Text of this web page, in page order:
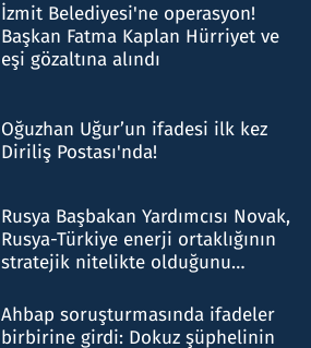
İzmit Belediyesi'ne operasyon!
Başkan Fatma Kaplan Hürriyet ve
eşi gözaltına alındı
Oğuzhan Uğur’un ifadesi ilk kez
Diriliş Postası'nda!
Rusya Başbakan Yardımcısı Novak,
Rusya-Türkiye enerji ortaklığının
stratejik nitelikte olduğunu
Ahbap soruşturmasında ifadeler
birbirine girdi: Dokuz şüphelinin